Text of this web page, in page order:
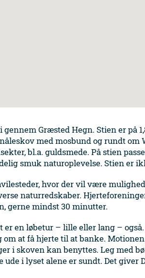
Græsted Hegn. Stien er på
med mosbund og rundt om
bl.a. guldsmede. På stien
smuk naturoplevelse. Stien er
hvor der vil være
naturredskaber.
gerne mindst 30 minutter.
er en løbetur – lille eller lang –
om at få hjerte til at banke.
i skoven kan benyttes. Leg med
i lyset alene er sundt. Det giver